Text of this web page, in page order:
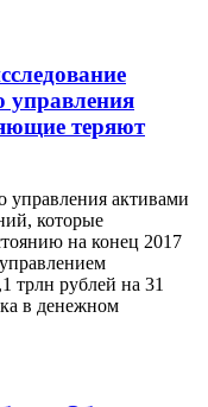
управления
теряют
управления активами
которые
на конец 2017
трлн рублей на 31
в денежном